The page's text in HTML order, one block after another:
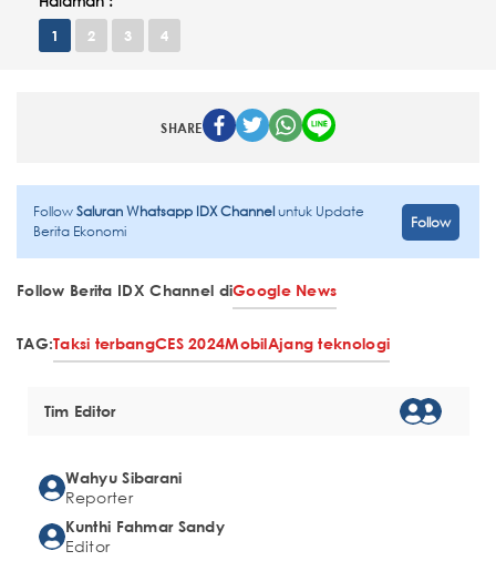
1 2 3 4
SHARE
FollowSaluran Whatsapp IDX Channeluntuk Update
Berita Ekonomi
Follow
Follow Berita IDX Channel diGoogle News
TAG:Taksi terbangCES 2024MobilAjang teknologi
Tim Editor
Wahyu Sibarani
Reporter
Kunthi Fahmar Sandy
Editor